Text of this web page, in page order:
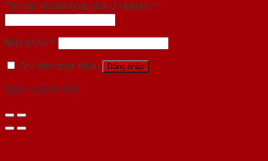
Tên tài khoản hoặc địa chỉ email *
Mật khẩu *
Ghi nhớ mật khẩu
Đăng nhập
Quên mật khẩu?